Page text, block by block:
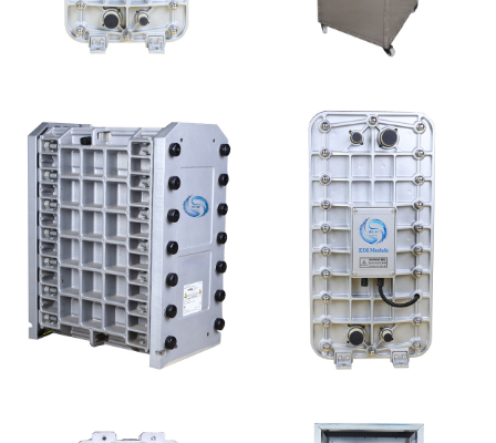
EDI超纯水处理设备
全封闭EDI超纯水处理设
备